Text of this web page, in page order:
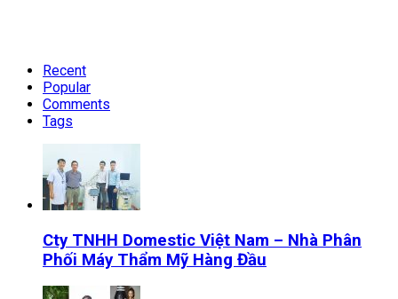
Recent
Popular
Comments
Tags
Cty TNHH Domestic Việt Nam – Nhà Phân
Phối Máy Thẩm Mỹ Hàng Đầu